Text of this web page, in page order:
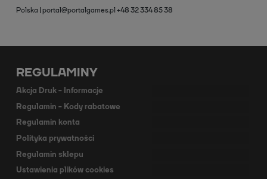
Polska portal@portalgames.pl+48 32 334 85 38
REGULAMINY
Akcja Druk - Informacje
Regulamin - Kody rabatowe
Regulamin konta
Polityka prywatności
Regulamin sklepu
Ustawienia plików cookies